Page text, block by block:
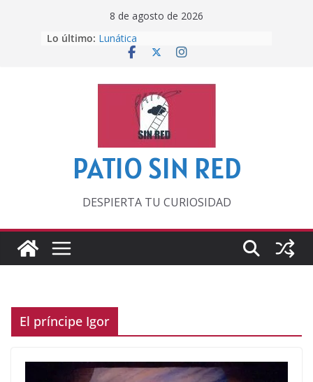
8 de agosto de 2026
Lo último: Lunática
Pero, hasta entonces…
‘La broma infinita’ de recomendar
lecturas veraniegas
Otra del Mundial
PATIO SIN RED
DESPIERTA TU CURIOSIDAD
El príncipe Igor